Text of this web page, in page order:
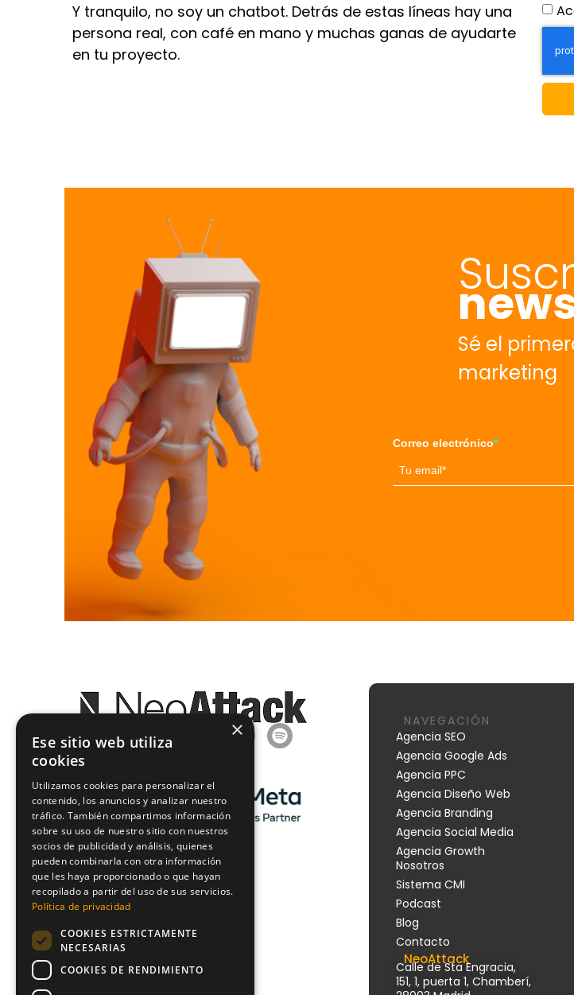
Y tranquilo, no soy un chatbot. Detrás de estas líneas hay una
persona real, con café en mano y muchas ganas de ayudarte
en tu proyecto.
Sé el
marketing
Correo electrónico*
NAVEGACIÓN
Agencia SEO
Agencia Google Ads
Agencia PPC
Agencia Diseño Web
Agencia Branding
Agencia Social Media
Agencia Growth
Nosotros
Sistema CMI
Podcast
Blog
Contacto
NeoAttack
Calle de Sta Engracia,
151, 1, puerta 1, Chamberí,
×
Ese sitio web utiliza
cookies
Utilizamos cookies para personalizar el
contenido, los anuncios y analizar nuestro
tráfico. También compartimos información
sobre su uso de nuestro sitio con nuestros
socios de publicidad y análisis, quienes
pueden combinarla con otra información
que les haya proporcionado o que hayan
recopilado a partir del uso de sus servicios.
Política de privacidad
COOKIES ESTRICTAMENTE
NECESARIAS
COOKIES DE RENDIMIENTO